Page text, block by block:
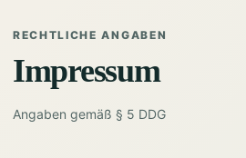
RECHTLICHE ANGABEN
Impressum
Angaben gemäß § 5 DDG